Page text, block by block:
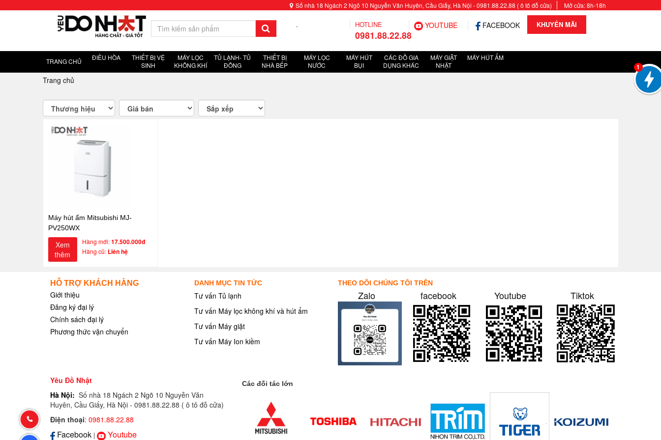
Số nhà 18 Ngách 2 Ngõ 10 Nguyễn Văn Huyên, Cầu Giấy, Hà Nội - 0981.88.22.88 ( ô tô đỗ cửa) Mở cửa: 8h-18h
. HOTLINE
0981.88.22.88
YOUTUBE FACEBOOK KHUYẾN MÃI
TRANG CHỦ ĐIỀU HÒA
THIẾT BỊ VỆ
SINH
MÁY LỌC
KHÔNG KHÍ
TỦ LẠNH- TỦ
ĐÔNG
THIẾT BỊ
NHÀ BẾP
MÁY LỌC
NƯỚC
MÁY HÚT
BỤI
CÁC ĐỒ GIA
DỤNG KHÁC
MÁY GIẶT
NHẬT
MÁY HÚT ẨM
Trang chủ
Máy hút ẩm Mitsubishi MJ-
PV250WX
Hàng mới:17.500.000đ
Hàng cũ: Liên hệ
Xem
thêm
HỖ TRỢ KHÁCH HÀNG
Giới thiệu
Đăng ký đại lý
Chính sách đại lý
Phương thức vận chuyển
DANH MỤC TIN TỨC
Tư vấn Tủ lạnh
Tư vấn Máy lọc không khí và hút ẩm
Tư vấn Máy giặt
Tư vấn Máy Ion kiềm
THEO DÕI CHÚNG TÔI TRÊN
Zalo facebook Youtube Tiktok
Yêu Đồ Nhật
Hà Nội: Số nhà 18 Ngách 2 Ngõ 10 Nguyễn Văn
Huyên, Cầu Giấy, Hà Nội - 0981.88.22.88 ( ô tô đỗ cửa)
Điện thoại: 0981.88.22.88
Facebook | Youtube
Các đối tác lớn
Hotline:
0981.88.22.88
1